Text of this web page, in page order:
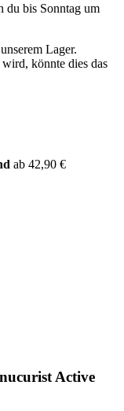
du bis Sonntag um
Lager.
könnte dies das
ab 42,90 €
Active